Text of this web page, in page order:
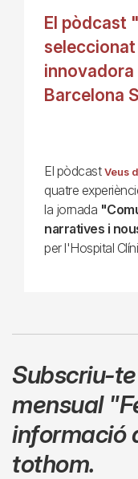
El pòdcast
innovadora
Barcelona
El pòdcast Veus
quatre
la jornada
narratives i
per l'Hospital
Subscriu-
mensual
informació
tothom.